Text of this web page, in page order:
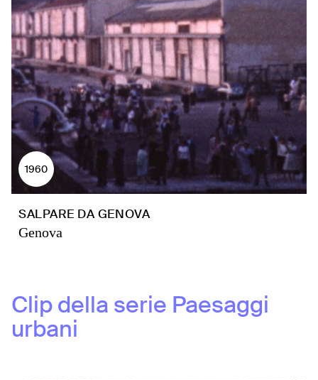
1960
SALPARE DA GENOVA
Genova
Clip della serie Paesaggi
urbani